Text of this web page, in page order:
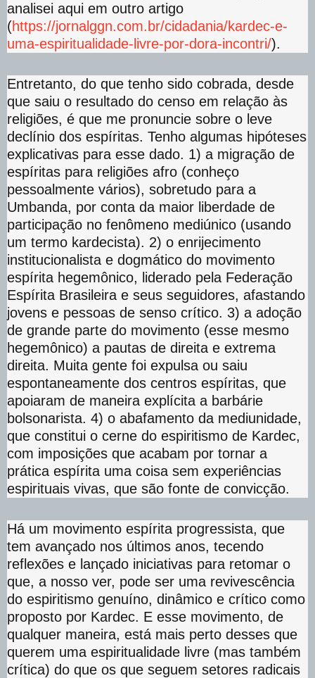
analisei aqui em outro artigo
(https://jornalggn.com.br/cidadania/kardec-e-
uma-espiritualidade-livre-por-dora-incontri/).
Entretanto, do que tenho sido cobrada, desde
que saiu o resultado do censo em relação às
religiões, é que me pronuncie sobre o leve
declínio dos espíritas. Tenho algumas hipóteses
explicativas para esse dado. 1) a migração de
espíritas para religiões afro (conheço
pessoalmente vários), sobretudo para a
Umbanda, por conta da maior liberdade de
participação no fenômeno mediúnico (usando
um termo kardecista). 2) o enrijecimento
institucionalista e dogmático do movimento
espírita hegemônico, liderado pela Federação
Espírita Brasileira e seus seguidores, afastando
jovens e pessoas de senso crítico. 3) a adoção
de grande parte do movimento (esse mesmo
hegemônico) a pautas de direita e extrema
direita. Muita gente foi expulsa ou saiu
espontaneamente dos centros espíritas, que
apoiaram de maneira explícita a barbárie
bolsonarista. 4) o abafamento da mediunidade,
que constitui o cerne do espiritismo de Kardec,
com imposições que acabam por tornar a
prática espírita uma coisa sem experiências
espirituais vivas, que são fonte de convicção.
Há um movimento espírita progressista, que
tem avançado nos últimos anos, tecendo
reflexões e lançado iniciativas para retomar o
que, a nosso ver, pode ser uma revivescência
do espiritismo genuíno, dinâmico e crítico como
proposto por Kardec. E esse movimento, de
qualquer maneira, está mais perto desses que
querem uma espiritualidade livre (mas também
crítica) do que os que seguem setores radicais